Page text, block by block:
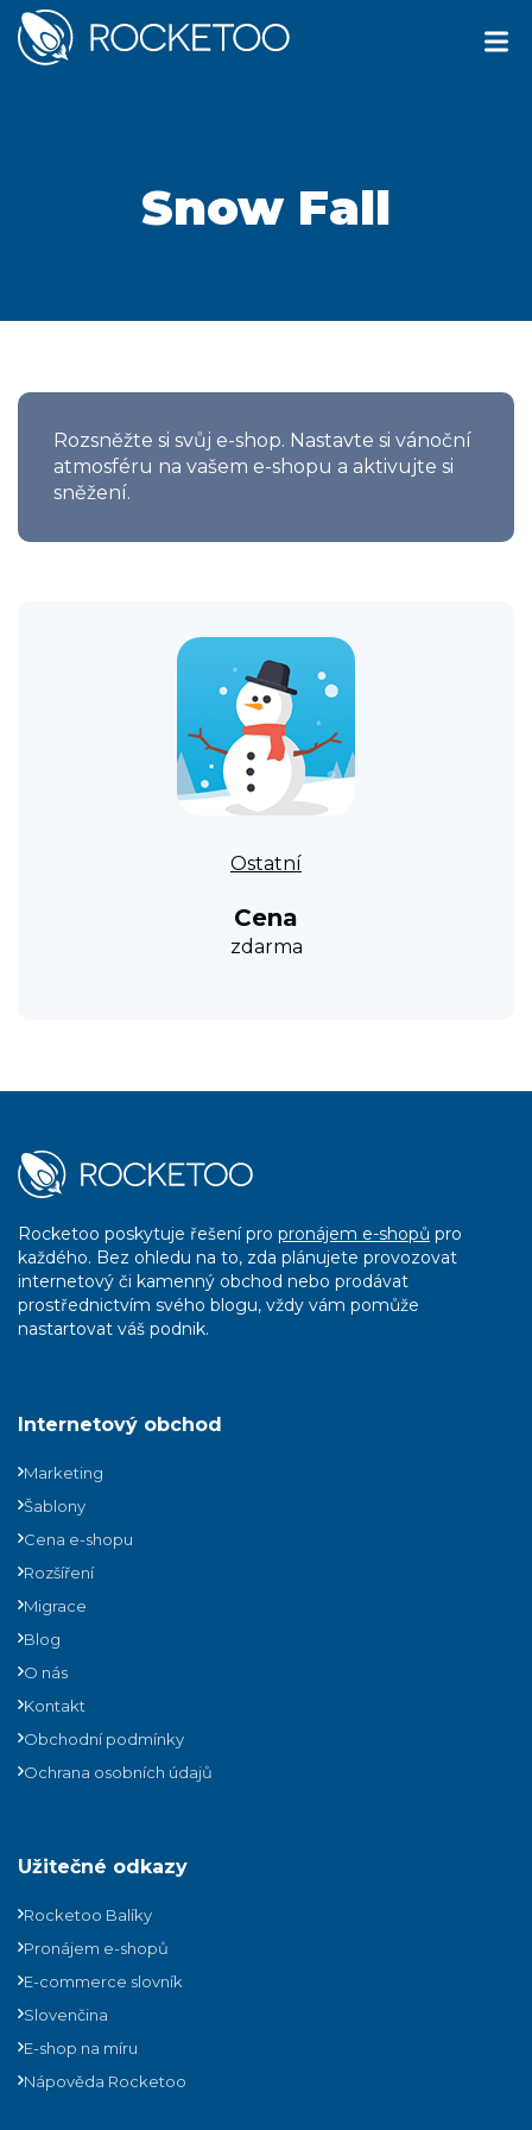
Snow Fall
Rozsněžte si svůj e-shop. Nastavte si vánoční
atmosféru na vašem e-shopu a aktivujte si
sněžení.
Ostatní
Cena
zdarma
Rocketoo poskytuje řešení pro pronájem e-shopů pro
každého. Bez ohledu na to, zda plánujete provozovat
internetový či kamenný obchod nebo prodávat
prostřednictvím svého blogu, vždy vám pomůže
nastartovat váš podnik.
Internetový obchod
Marketing
Šablony
Cena e-shopu
Rozšíření
Migrace
Blog
O nás
Kontakt
Obchodní podmínky
Ochrana osobních údajů
Užitečné odkazy
Rocketoo Balíky
Pronájem e-shopů
E-commerce slovník
Slovenčina
E-shop na míru
Nápověda Rocketoo